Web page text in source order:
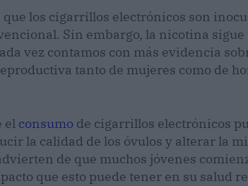
los cigarrillos electrónicos son
Sin embargo, la nicotina
vez contamos con más evidencia
tanto de mujeres como de
el consumo de cigarrillos electrónicos
la calidad de los óvulos y alterar la
de que muchos jóvenes
que esto puede tener en su salud